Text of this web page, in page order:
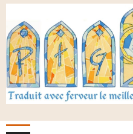
Aller
contenu
principal